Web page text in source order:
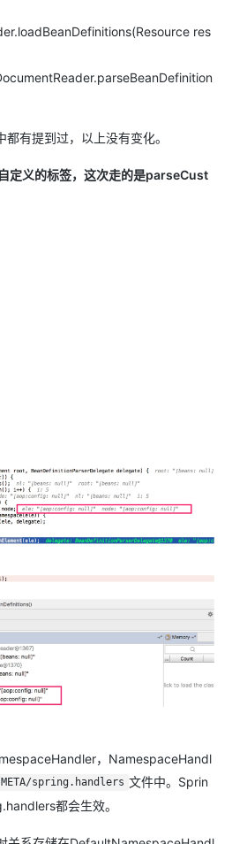
res
有提到过，以上没有变化。
定义的标签，这次走的是parseCust
，NamespaceHandl
META/spring.handlers 文件中。Sprin
都会生效。